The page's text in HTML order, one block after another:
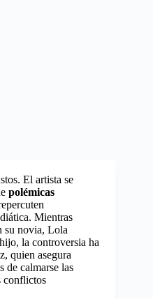
El artista se
polémicas
Mientras
su novia, Lola
la controversia ha
quien asegura
de calmarse las
conflictos